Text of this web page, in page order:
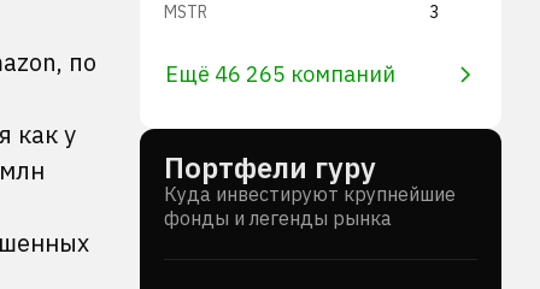
по
как у
MSTR 3
Ещё 46 265 компаний
Портфели гуру
Куда инвестируют крупнейшие
фонды и легенды рынка